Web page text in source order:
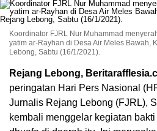
Koordinator FJRL Nur Muhammad
yatim ar-Rayhan di Desa Air Meles Bawah,
Lebong, Sabtu (16/1/2021).
Rejang Lebong,
peringatan Hari Pers Nasional
Jurnalis Rejang Lebong (FJRL),
kembali menggelar kegiatan